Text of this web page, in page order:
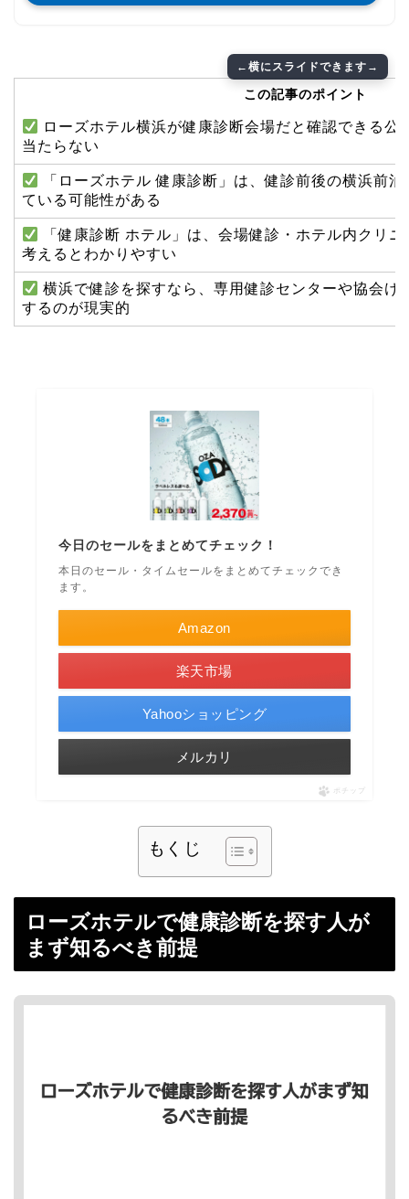
この記事のポイント
ローズホテル横浜が健康診断会場だと確認できる公
当たらない
「ローズホテル 健康診断」は、健診前後の横浜前
ている可能性がある
「健康診断 ホテル」は、会場健診・ホテル内クリ
考えるとわかりやすい
横浜で健診を探すなら、専用健診センターや協会け
するのが現実的
今日のセールをまとめてチェック！
本日のセール・タイムセールをまとめてチェックでき
ます。
Amazon
楽天市場
Yahooショッピング
メルカリ
ポチップ
もくじ
ローズホテルで健康診断を探す人が
まず知るべき前提